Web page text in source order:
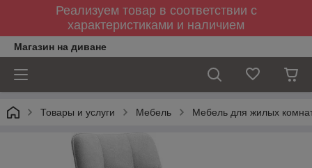
Реализуем товар в соответствии с
характеристиками и наличием
Магазин на диване
Товары и услуги Мебель Мебель для жилых